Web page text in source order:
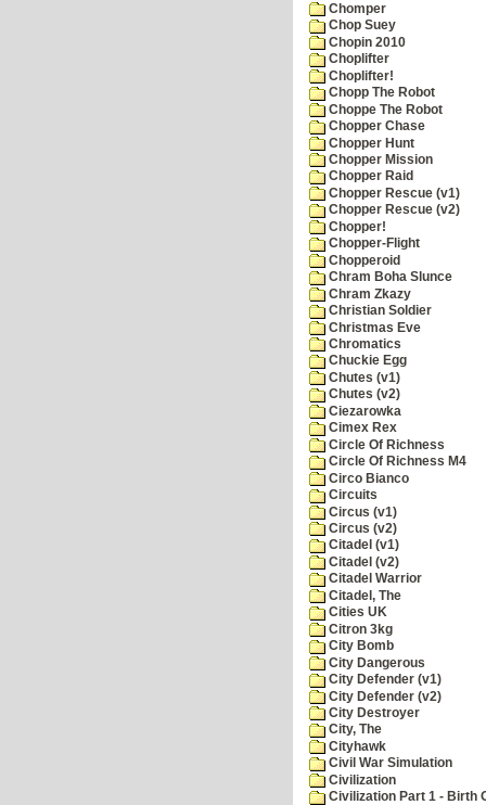
Chomper
Chop Suey
Chopin 2010
Choplifter
Choplifter!
Chopp The Robot
Choppe The Robot
Chopper Chase
Chopper Hunt
Chopper Mission
Chopper Raid
Chopper Rescue (v1)
Chopper Rescue (v2)
Chopper!
Chopper-Flight
Chopperoid
Chram Boha Slunce
Chram Zkazy
Christian Soldier
Christmas Eve
Chromatics
Chuckie Egg
Chutes (v1)
Chutes (v2)
Ciezarowka
Cimex Rex
Circle Of Richness
Circle Of Richness M4
Circo Bianco
Circuits
Circus (v1)
Circus (v2)
Citadel (v1)
Citadel (v2)
Citadel Warrior
Citadel, The
Cities UK
Citron 3kg
City Bomb
City Dangerous
City Defender (v1)
City Defender (v2)
City Destroyer
City, The
Cityhawk
Civil War Simulation
Civilization
Civilization Part 1 - Birth